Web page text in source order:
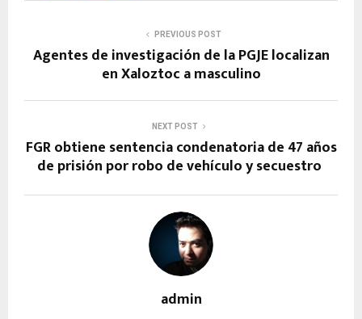
PREVIOUS POST
Agentes de investigación de la PGJE localizan
en Xaloztoc a masculino
NEXT POST
FGR obtiene sentencia condenatoria de 47 años
de prisión por robo de vehículo y secuestro
admin